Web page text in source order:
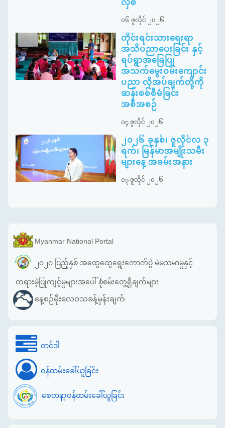
လှစ်
၀၆ ဇူလိုင် ၂၀၂၆
တိုင်းရင်းသားရေးရာ
အသိပညာပေးခြင်း နှင့်
ရပ်ရွာအခြေပြု
အသက်မွေးဝမ်းကျောင်း
ပညာ လိုအပ်ချက်တို့ကို
ဆန်းစစ်စီမံခြင်း
အစီအစဉ်
၀၄ ဇူလိုင် ၂၀၂၆
၂၀၂၆ ခုနှစ်၊ ဇူလိုင်လ ၃
ရက်၊ မြန်မာအမျိုးသမီး
များနေ့ အခမ်းအနား
၀၃ ဇူလိုင် ၂၀၂၆
Myanmar National Portal
၂၀၂၀ ပြည့်နှစ် အထွေထွေရွေးကောက်ပွဲ မဲမသမာမှုနှင့်
တရားမဲ့ပြုကျင့်မှုများအပေါ် စုံစမ်းတွေ့ရှိချက်များ
နေ့စဉ်မိုးလေဝသခန့်မှန်းချက်
တင်ဒါ
ဝန်ထမ်းခေါ်ယူခြင်း
စေတနာ့ဝန်ထမ်းခေါ်ယူခြင်း